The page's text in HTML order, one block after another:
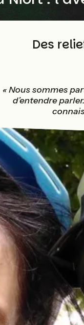
Des
« Nous sommes
d’entendre